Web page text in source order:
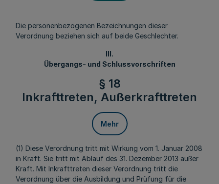
Die personenbezogenen Bezeichnungen dieser
Verordnung beziehen sich auf beide Geschlechter.
III.
Übergangs- und Schlussvorschriften
§ 18
Inkrafttreten, Außerkrafttreten
Mehr
(1) Diese Verordnung tritt mit Wirkung vom 1. Januar 2008
in Kraft. Sie tritt mit Ablauf des 31. Dezember 2013 außer
Kraft. Mit Inkrafttreten dieser Verordnung tritt die
Verordnung über die Ausbildung und Prüfung für die